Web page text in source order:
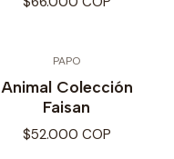
PAPO
Animal Colección
Faisan
$52.000 COP